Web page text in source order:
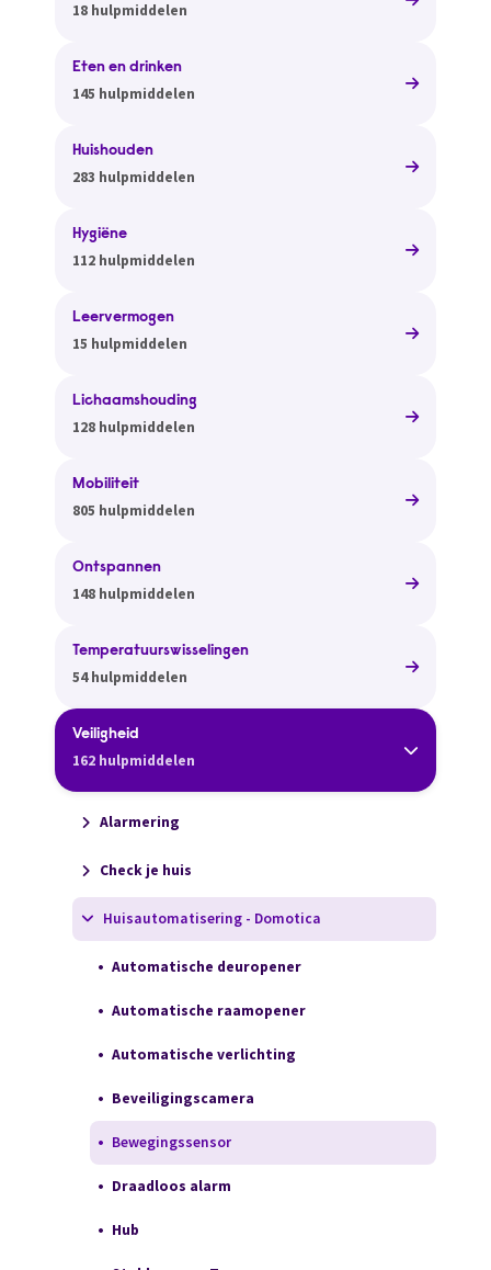
18 hulpmiddelen
Eten en drinken
145 hulpmiddelen
Huishouden
283 hulpmiddelen
Hygiëne
112 hulpmiddelen
Leervermogen
15 hulpmiddelen
Lichaamshouding
128 hulpmiddelen
Mobiliteit
805 hulpmiddelen
Ontspannen
148 hulpmiddelen
Temperatuurswisselingen
54 hulpmiddelen
Veiligheid
162 hulpmiddelen
Alarmering
Check je huis
Huisautomatisering - Domotica
Automatische deuropener
Automatische raamopener
Automatische verlichting
Beveiligingscamera
Bewegingssensor
Draadloos alarm
Hub